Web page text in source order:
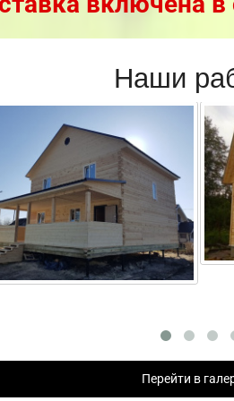
Наши
Перейти в